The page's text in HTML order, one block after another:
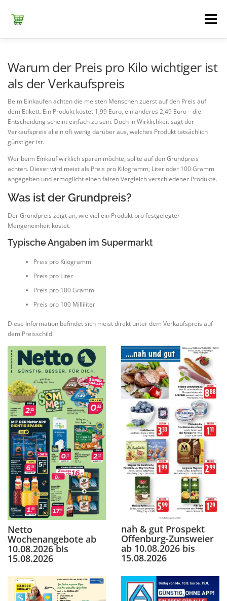
Inhalt
springen
Menü
+ ALLE
Warum der Preis pro Kilo wichtiger ist
als der Verkaufspreis
Beim Einkaufen achten die meisten Menschen zuerst auf den Preis auf
dem Etikett. Ein Produkt kostet 1,99 Euro, ein anderes 2,49 Euro – die
Entscheidung scheint einfach zu sein. Doch in Wirklichkeit sagt der
Verkaufspreis allein oft wenig darüber aus, welches Produkt tatsächlich
günstiger ist.
Wer beim Einkauf wirklich sparen möchte, sollte auf den Grundpreis
achten. Dieser wird meist als Preis pro Kilogramm, Liter oder 100 Gramm
angegeben und ermöglicht einen fairen Vergleich verschiedener Produkte.
Was ist der Grundpreis?
Der Grundpreis zeigt an, wie viel ein Produkt pro festgelegter
Mengeneinheit kostet.
Typische Angaben im Supermarkt
Preis pro Kilogramm
Preis pro Liter
Preis pro 100 Gramm
Preis pro 100 Milliliter
Diese Information befindet sich meist direkt unter dem Verkaufspreis auf
dem Preisschild.
Netto
Wochenangebote ab
10.08.2026 bis
15.08.2026
nah & gut Prospekt
Offenburg-Zunsweier
ab 10.08.2026 bis
15.08.2026